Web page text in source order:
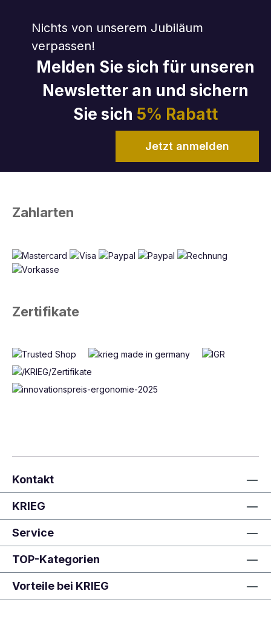
Nichts von unserem Jubiläum
verpassen!
Melden Sie sich für unseren
Newsletter an und sichern
Sie sich 5% Rabatt
Jetzt anmelden
Zahlarten
Zertifikate
Kontakt
KRIEG
Service
TOP-Kategorien
Vorteile bei KRIEG